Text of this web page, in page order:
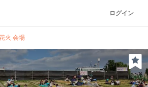
ログイン
火 会場